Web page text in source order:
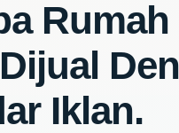
Iklan.